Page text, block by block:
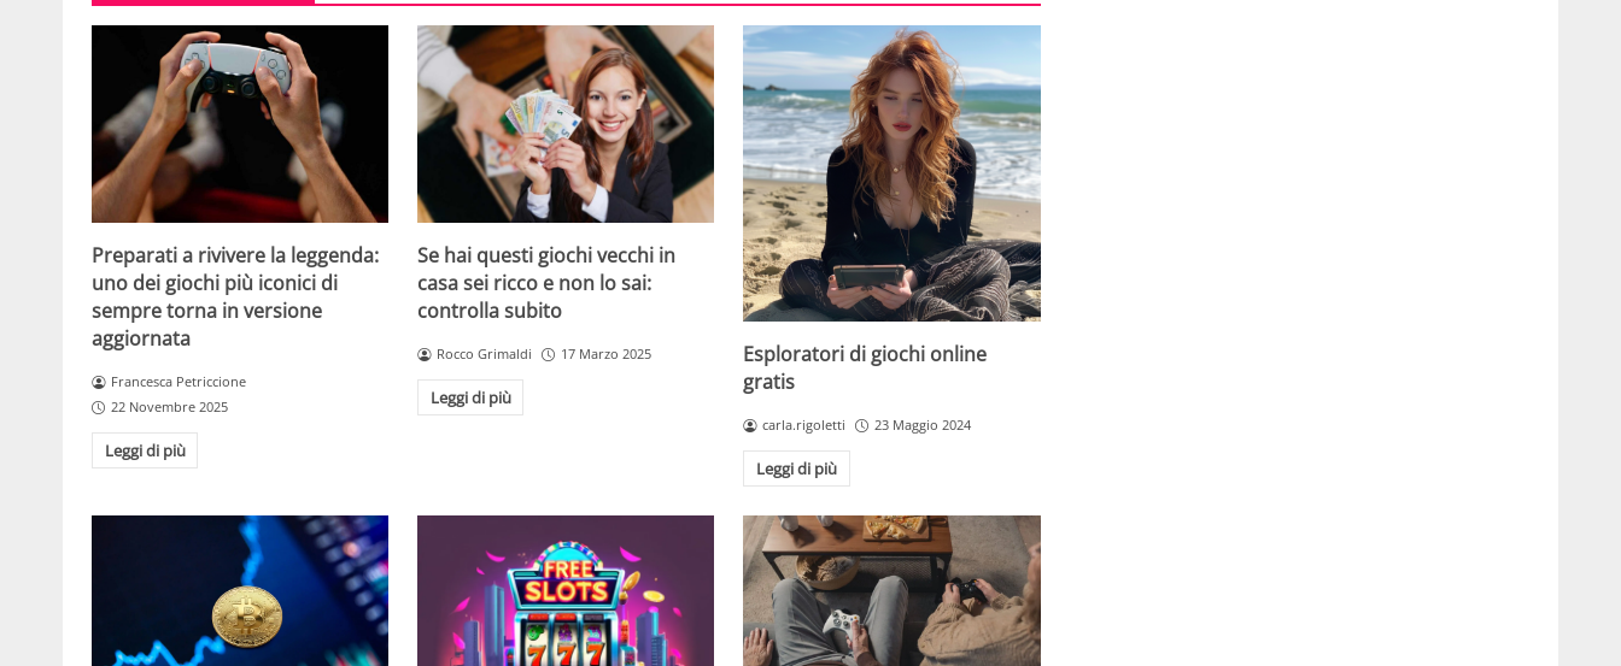
Preparati a rivivere la leggenda:
uno dei giochi più iconici di
sempre torna in versione
aggiornata
Francesca Petriccione
22 Novembre 2025
Leggi di più
Se hai questi giochi vecchi in
casa sei ricco e non lo sai:
controlla subito
Rocco Grimaldi 17 Marzo 2025
Leggi di più
Esploratori di giochi online
gratis
carla.rigoletti 23 Maggio 2024
Leggi di più